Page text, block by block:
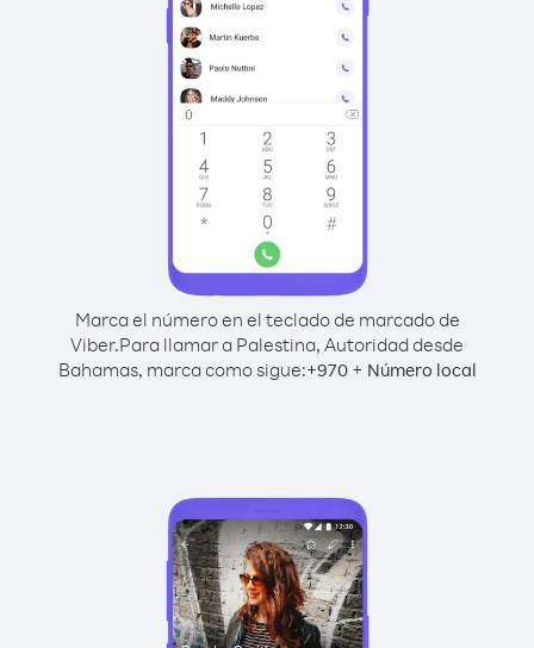
Marca el número en el teclado de marcado de
Viber.Para llamar a Palestina, Autoridad desde
Bahamas, marca como sigue:+970+ Número local